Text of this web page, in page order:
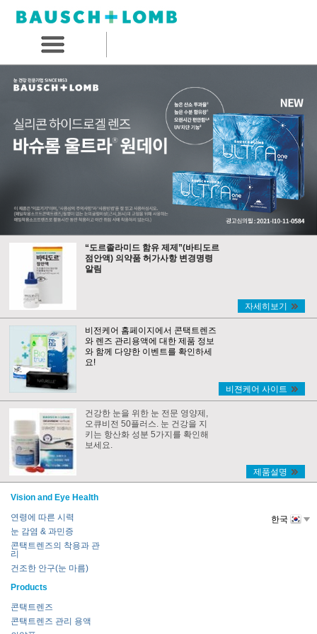
“도르졸라미드 함유 제제”(바티도르
점안액) 의약품 허가사항 변경명령
알림
자세히보기
비전케어 홈페이지에서 콘택트렌즈
와 렌즈 관리용액에 대한 제품 정보
와 함께 다양한 이벤트를 확인하세
요!
비젼케어 사이트
건강한 눈을 위한 눈 전문 영양제,
오큐비전 50플러스. 눈 건강을 지
키는 항산화 성분 5가지를 확인해
보세요.
제품설명
Vision and Eye Health
연령에 따른 시력
눈 감염 & 과민증
콘택트렌즈의 착용과 관
리
건조한 안구(눈 마름)
Products
콘택트렌즈
콘택트렌즈 관리 용액
한국